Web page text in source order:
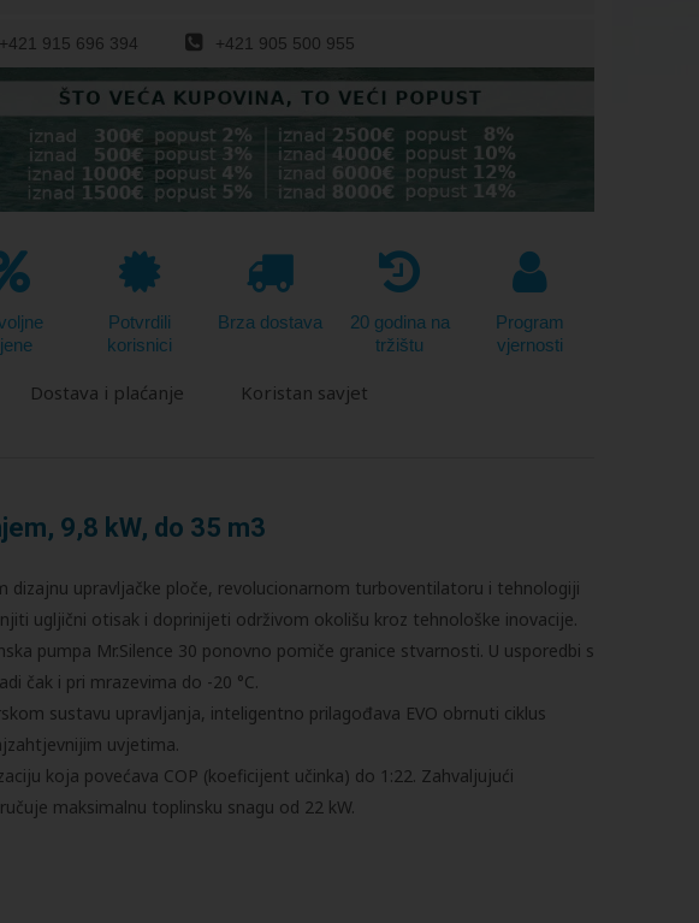
+421 915 696 394 +421 905 500 955
Potvrdili
korisnici
Brza dostava
20 godina na
tržištu
Program
vjernosti
Dostava i plaćanje
Koristan savjet
9,8 kW, do 35 m3
upravljačke ploče, revolucionarnom turboventilatoru i tehnologiji
ugljični otisak i doprinijeti održivom okolišu kroz tehnološke inovacije.
pumpa Mr.Silence 30 ponovno pomiče granice stvarnosti. U usporedbi s
čak i pri mrazevima do -20 °C.
sustavu upravljanja, inteligentno prilagođava EVO obrnuti ciklus
uvjetima.
koja povećava COP (koeficijent učinka) do 1:22. Zahvaljujući
maksimalnu toplinsku snagu od 22 kW.